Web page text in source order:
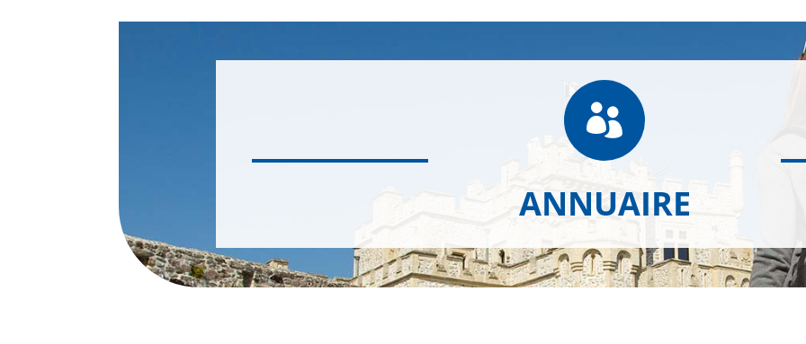

ANNUAIRE